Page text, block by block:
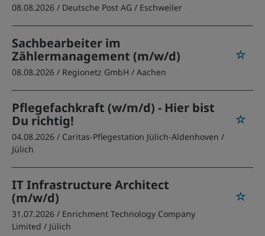
08.08.2026 / Deutsche Post AG / Eschweiler
Sachbearbeiter im
Zählermanagement (m/w/d)
08.08.2026 / Regionetz GmbH / Aachen
Pflegefachkraft (w/m/d) - Hier bist
Du richtig!
04.08.2026 / Caritas-Pflegestation Jülich-Aldenhoven /
Jülich
IT Infrastructure Architect
(m/w/d)
31.07.2026 / Enrichment Technology Company
Limited / Jülich